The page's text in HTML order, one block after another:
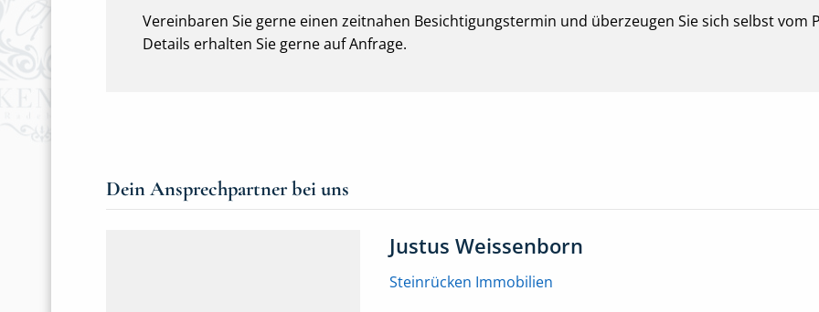
Vereinbaren Sie gerne einen zeitnahen Besichtigungstermin und überzeugen Sie sich selbst
Details erhalten Sie gerne auf Anfrage.
Dein Ansprechpartner bei uns
Justus Weissenborn
Steinrücken Immobilien